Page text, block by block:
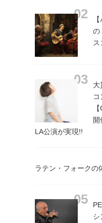
の
大
LA公演が実現!!
ラテン・フォーク
シ